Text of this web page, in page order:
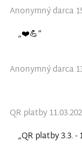
Anonymný darca
„❤️💪“
Anonymný darca
QR platby
„QR platby 3.3. -